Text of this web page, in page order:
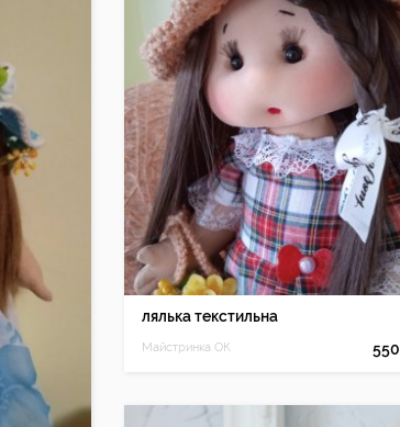
лялька текстильна
Майстринка ОК 550